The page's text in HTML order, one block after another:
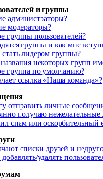
и группы
администраторы?
модераторы?
группы пользователей?
группы и как мне
лидером группы?
некоторых групп
группа по умолчанию?
ссылка «Наша команда»?
отправить личные
получаю
спам или оскорбительный
списки друзей и
удалять